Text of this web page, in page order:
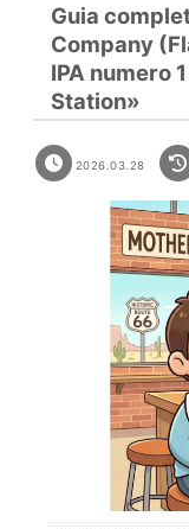
Guia
Company
IPA numero
Station»
2026.03.28